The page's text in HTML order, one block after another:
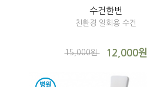
수건한번
친환경 일회용 수건
15,000원 12,000원